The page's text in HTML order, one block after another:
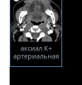
аксиал К+
артериальная